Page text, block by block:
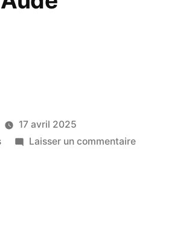
17 avril 2025
Laisser un commentairesur